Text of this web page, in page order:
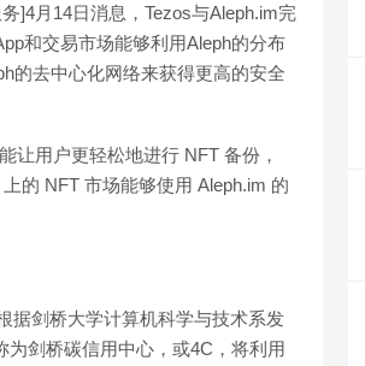
]4月14日消息，Tezos与Aleph.im完
和交易市场能够利用Aleph的分布
的去中心化网络来获得更高的安全
让用户更轻松地进行 NFT 备份，
的 NFT 市场能够使用 Aleph.im 的
据剑桥大学计算机科学与技术系发
剑桥碳信用中心，或4C，将利用